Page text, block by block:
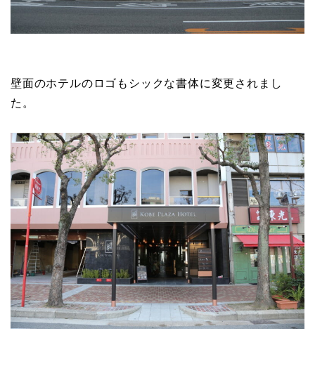
壁面のホテルのロゴもシックな書体に変更されまし
た。